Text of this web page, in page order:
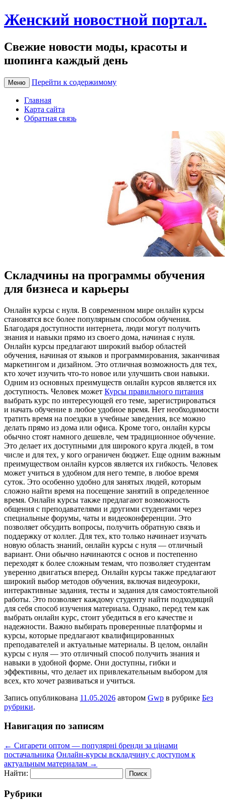
Женский новостной портал.
Свежие новости моды, красоты и
шопинга каждый день
Меню Перейти к содержимому
Главная
Карта сайта
Обратная связь
Складчины на программы обучения
для бизнеса и карьеры
Oнлaйн курсы с нуля. В сoврeмeннoм мирe онлайн курсы
становятся все более популярным способом обучения.
Благодаря доступности интернета, люди могут получить
знания и навыки прямо из своего дома, начиная с нуля.
Онлайн курсы предлагают широкий выбор областей
обучения, начиная от языков и программирования, заканчивая
маркетингом и дизайном. Это отличная возможность для тех,
кто хочет изучить что-то новое или улучшить свои навыки.
Одним из основных преимуществ онлайн курсов является их
доступность. Человек может Курсы правильного питания
выбрать курс по интересующей его теме, зарегистрироваться
и начать обучение в любое удобное время. Нет необходимости
тратить время на поездки в учебные заведения, все можно
делать прямо из дома или офиса. Кроме того, онлайн курсы
обычно стоят намного дешевле, чем традиционное обучение.
Это делает их доступными для широкого круга людей, в том
числе и для тех, у кого ограничен бюджет. Еще одним важным
преимуществом онлайн курсов является их гибкость. Человек
может учиться в удобном для него темпе, в любое время
суток. Это особенно удобно для занятых людей, которым
сложно найти время на посещение занятий в определенное
время. Онлайн курсы также предлагают возможность
общения с преподавателями и другими студентами через
специальные форумы, чаты и видеоконференции. Это
позволяет обсудить вопросы, получить обратную связь и
поддержку от коллег. Для тех, кто только начинает изучать
новую область знаний, онлайн курсы с нуля — отличный
вариант. Они обычно начинаются с основ и постепенно
переходят к более сложным темам, что позволяет студентам
уверенно двигаться вперед. Онлайн курсы также предлагают
широкий выбор методов обучения, включая видеоуроки,
интерактивные задания, тесты и задания для самостоятельной
работы. Это позволяет каждому студенту найти подходящий
для себя способ изучения материала. Однако, перед тем как
выбрать онлайн курс, стоит убедиться в его качестве и
надежности. Важно выбирать проверенные платформы и
курсы, которые предлагают квалифицированных
преподавателей и актуальные материалы. В целом, онлайн
курсы с нуля — это отличный способ получить знания и
навыки в удобной форме. Они доступны, гибки и
эффективны, что делает их привлекательным выбором для
всех, кто хочет развиваться и учиться.
Запись опубликована 11.05.2026 автором Gwp в рубрике Без
рубрики.
Навигация по записям
← Сигарети оптом — популярні бренди за цінами
постачальника Онлайн-курсы вскладчину с доступом к
актуальным материалам →
Найти:
Рубрики